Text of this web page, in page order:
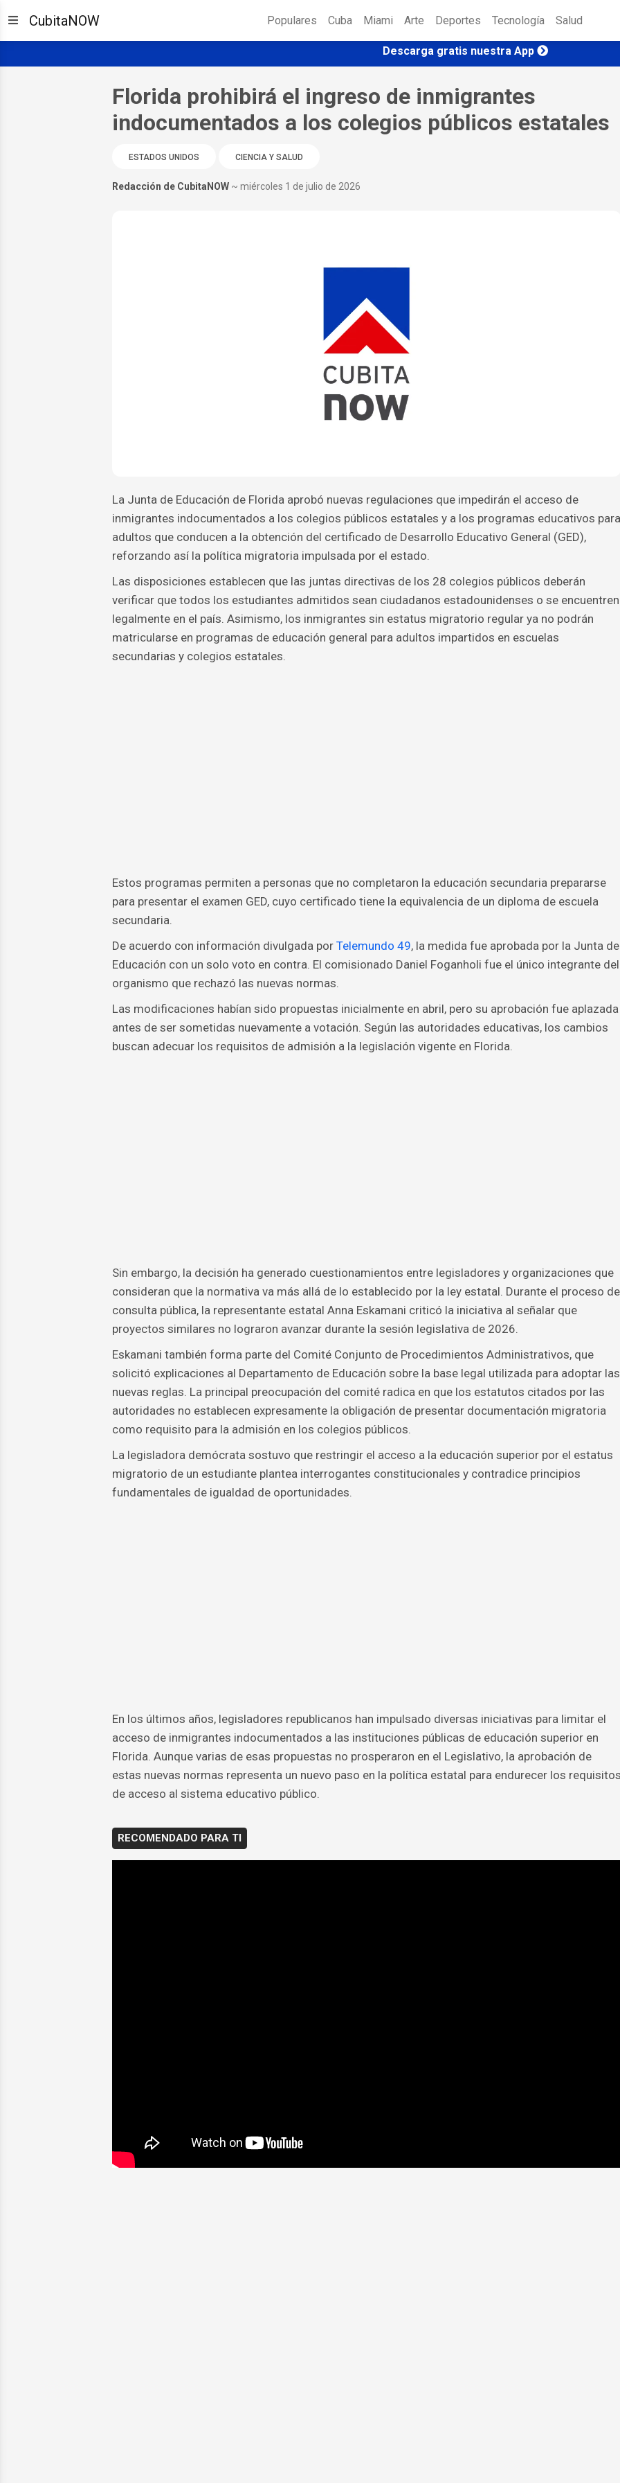
CubitaNOW Populares Cuba Miami Arte Deportes Tecnología Salud
Descarga gratis nuestra App
Florida prohibirá el ingreso de inmigrantes
indocumentados a los colegios públicos estatales
ESTADOS UNIDOS CIENCIA Y SALUD
Redacción de CubitaNOW ~ miércoles 1 de julio de 2026
La Junta de Educación de Florida aprobó nuevas regulaciones que impedirán el acceso de
inmigrantes indocumentados a los colegios públicos estatales y a los programas educativos para
adultos que conducen a la obtención del certificado de Desarrollo Educativo General (GED),
reforzando así la política migratoria impulsada por el estado.
Las disposiciones establecen que las juntas directivas de los 28 colegios públicos deberán
verificar que todos los estudiantes admitidos sean ciudadanos estadounidenses o se encuentren
legalmente en el país. Asimismo, los inmigrantes sin estatus migratorio regular ya no podrán
matricularse en programas de educación general para adultos impartidos en escuelas
secundarias y colegios estatales.
Estos programas permiten a personas que no completaron la educación secundaria prepararse
para presentar el examen GED, cuyo certificado tiene la equivalencia de un diploma de escuela
secundaria.
De acuerdo con información divulgada por Telemundo 49, la medida fue aprobada por la Junta de
Educación con un solo voto en contra. El comisionado Daniel Foganholi fue el único integrante del
organismo que rechazó las nuevas normas.
Las modificaciones habían sido propuestas inicialmente en abril, pero su aprobación fue aplazada
antes de ser sometidas nuevamente a votación. Según las autoridades educativas, los cambios
buscan adecuar los requisitos de admisión a la legislación vigente en Florida.
Sin embargo, la decisión ha generado cuestionamientos entre legisladores y organizaciones que
consideran que la normativa va más allá de lo establecido por la ley estatal. Durante el proceso de
consulta pública, la representante estatal Anna Eskamani criticó la iniciativa al señalar que
proyectos similares no lograron avanzar durante la sesión legislativa de 2026.
Eskamani también forma parte del Comité Conjunto de Procedimientos Administrativos, que
solicitó explicaciones al Departamento de Educación sobre la base legal utilizada para adoptar las
nuevas reglas. La principal preocupación del comité radica en que los estatutos citados por las
autoridades no establecen expresamente la obligación de presentar documentación migratoria
como requisito para la admisión en los colegios públicos.
La legisladora demócrata sostuvo que restringir el acceso a la educación superior por el estatus
migratorio de un estudiante plantea interrogantes constitucionales y contradice principios
fundamentales de igualdad de oportunidades.
En los últimos años, legisladores republicanos han impulsado diversas iniciativas para limitar el
acceso de inmigrantes indocumentados a las instituciones públicas de educación superior en
Florida. Aunque varias de esas propuestas no prosperaron en el Legislativo, la aprobación de
estas nuevas normas representa un nuevo paso en la política estatal para endurecer los
de acceso al sistema educativo público.
RECOMENDADO PARA TI